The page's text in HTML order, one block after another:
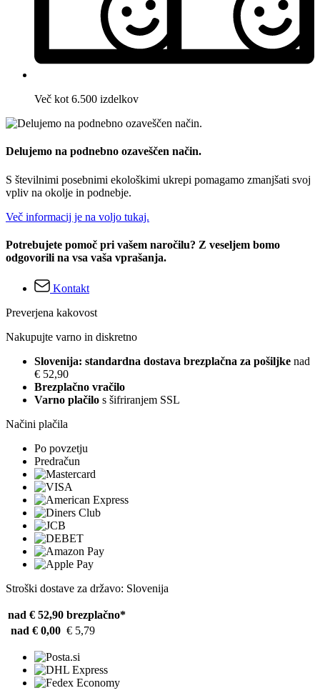
Več kot 6.500 izdelkov
Delujemo na podnebno ozaveščen način.
S številnimi posebnimi ekološkimi ukrepi pomagamo zmanjšati svoj
vpliv na okolje in podnebje.
Več informacij je na voljo tukaj.
Potrebujete pomoč pri vašem naročilu? Z veseljem bomo
odgovorili na vsa vaša vprašanja.
Kontakt
Preverjena kakovost
Nakupujte varno in diskretno
Slovenija: standardna dostava brezplačna za pošiljke nad
€ 52,90
Brezplačno vračilo
Varno plačilo s šifriranjem SSL
Načini plačila
Po povzetju
Predračun
Stroški dostave za državo: Slovenija
nad € 52,90 brezplačno*
nad € 0,00 € 5,79